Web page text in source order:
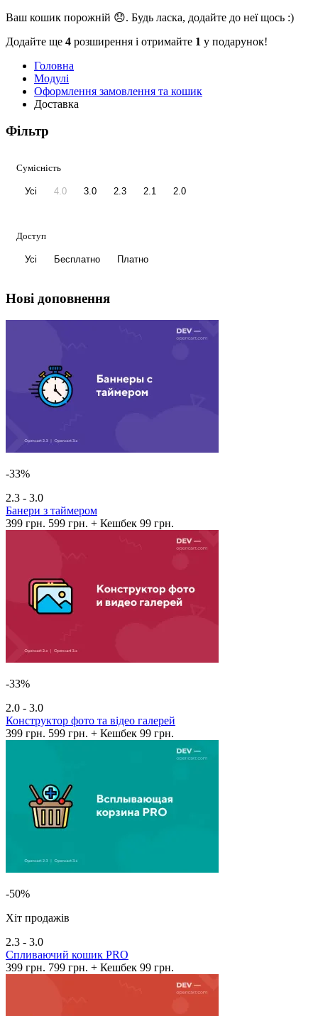
Ваш кошик порожній 😞. Будь ласка, додайте до неї щось :)
Додайте ще 4 розширення і отримайте 1 у подарунок!
Головна
Модулі
Оформлення замовлення та кошик
Доставка
Фільтр
Сумісність
Усі 4.0 3.0 2.3 2.1 2.0
Доступ
Усі Бесплатно Платно
Нові доповнення
-33%
2.3 - 3.0
Банери з таймером
399 грн. 599 грн. + Кешбек 99 грн.
-33%
2.0 - 3.0
Конструктор фото та відео галерей
399 грн. 599 грн. + Кешбек 99 грн.
-50%
Хіт продажів
2.3 - 3.0
Спливаючий кошик PRO
399 грн. 799 грн. + Кешбек 99 грн.